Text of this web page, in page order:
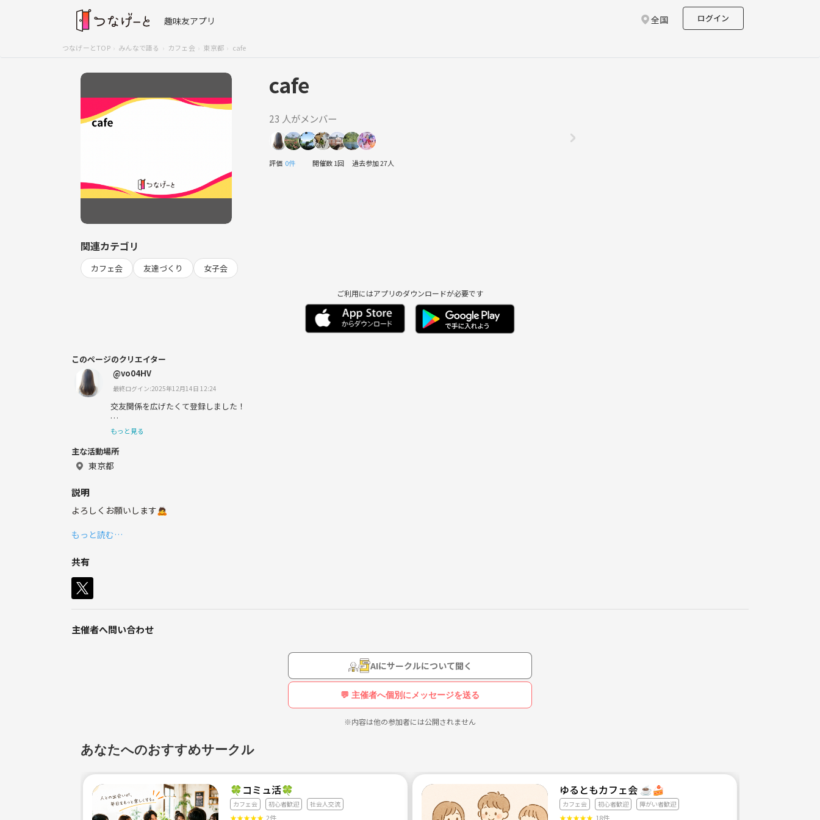
趣味友アプリ 全国 ログイン
つなげーとTOP みんなで語る カフェ会 東京都 cafe
cafe
23 人がメンバー
評価 0件 開催数 1回 過去参加 27人
関連カテゴリ
カフェ会 友達づくり 女子会
ご利用にはアプリのダウンロードが必要です
このページのクリエイター
@vo04HV
最終ログイン:2025年12月14日 12:24
交友関係を広げたくて登録しました！
趣味はカラオケや読書です。
もっと見る
主な活動場所
東京都
説明
よろしくお願いします🙇
もっと読む…
共有
主催者へ問い合わせ
AIにサークルについて聞く
💬 主催者へ個別にメッセージを送る
※内容は他の参加者には公開されません
あなたへのおすすめサークル
🍀コミュ活🍀
カフェ会 初心者歓迎 社会人交流
★★★★★ 2件
ゆるともカフェ会 ☕🍰
カフェ会 初心者歓迎 障がい者歓迎
★★★★★ 18件